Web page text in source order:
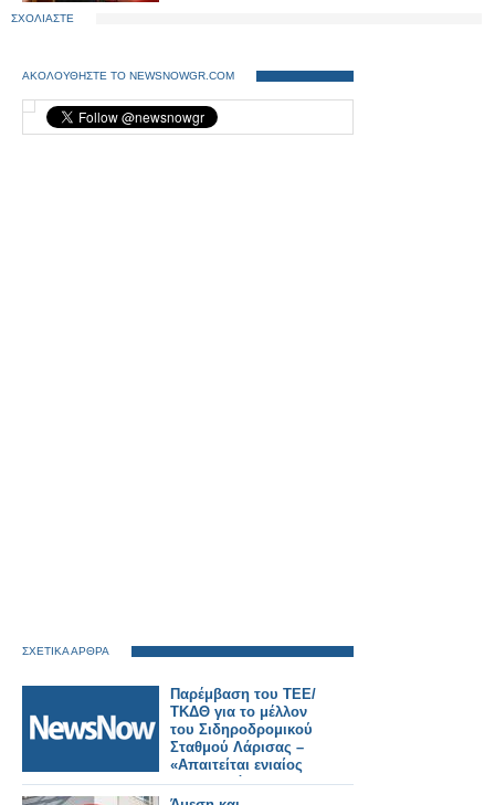
ΣΧΟΛΙΑΣΤΕ
ΑΚΟΛΟΥΘΗΣΤΕ ΤΟ NEWSNOWGR.COM
ΣΧΕΤΙΚΑ ΑΡΘΡΑ
Παρέμβαση του ΤΕΕ/
ΤΚΔΘ για το μέλλον
του Σιδηροδρομικού
Σταθμού Λάρισας –
«Απαιτείται ενιαίος
σχεδιασμός για την
πόλη».